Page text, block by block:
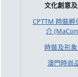
文化創意
CPTTM 時裝
介
時裝及形
澳門時尚